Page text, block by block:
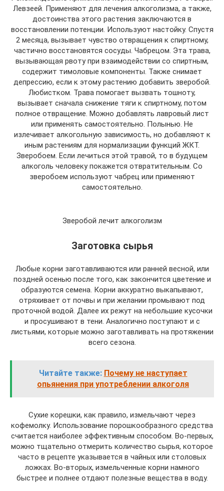
Левзеей. Применяют для лечения алкоголизма, а также,
достоинства этого растения заключаются в
восстановлении потенции. Используют настойку. Спустя
2 месяца, вызывает чувство отвращения к спиртному,
частично восстановятся сосуды. Чабрецом. Эта трава,
вызывающая рвоту при взаимодействии со спиртным,
содержит тимоловые компоненты. Также снимает
депрессию, если к этому растению добавить зверобой.
Любистком. Трава помогает вызвать тошноту,
вызывает сначала снижение тяги к спиртному, потом
полное отвращение. Можно добавлять лавровый лист
или применять самостоятельно. Полынью. Не
излечивает алкогольную зависимость, но добавляют к
иным растениям для нормализации функций ЖКТ.
Зверобоем. Если лечиться этой травой, то в будущем
алкоголь человеку покажется отвратительным. Со
зверобоем используют чабрец или применяют
самостоятельно.
Зверобой лечит алкоголизм
Заготовка сырья
Любые корни заготавливаются или ранней весной, или
поздней осенью после того, как закончится цветение и
образуются семена. Корни аккуратно выкапывают,
отряхивает от почвы и при желании промывают под
проточной водой. Далее их режут на небольшие кусочки
и просушивают в тени. Аналогично поступают и с
листьями, которые можно заготавливать на протяжении
всего сезона.
Читайте также: Почему не наступает
опьянения при употреблении алкоголя
Сухие корешки, как правило, измельчают через
кофемолку. Использование порошкообразного средства
считается наиболее эффективным способом. Во-первых,
можно тщательно отмерить количество сырья, которое
часто в рецепте указывается в чайных или столовых
ложках. Во-вторых, измельченные корни намного
быстрее и полнее отдают полезные вещества в воду.